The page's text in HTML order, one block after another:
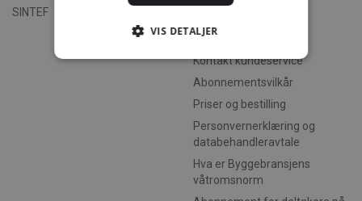
SINTEF
Kundeservice
Kontakt kundeservice
Abonnementsvilkår
Priser og bestilling
Personvernerklæring og
databehandleravtale
Hva er Byggebransjens
våtromsnorm
VIS DETALJER
Funksjonalitet
Ugradert
Strengt nødvendige informasjonskapsler tillater
kjernefunksjoner på nettstedet, som